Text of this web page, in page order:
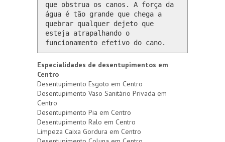
que obstrua os canos. A força da
água é tão grande que chega a
quebrar qualquer dejeto que
esteja atrapalhando o
funcionamento efetivo do cano.
Especialidades de desentupimentos em
Centro
Desentupimento Esgoto em Centro
Desentupimento Vaso Sanitário Privada em
Centro
Desentupimento Pia em Centro
Desentupimento Ralo em Centro
Limpeza Caixa Gordura em Centro